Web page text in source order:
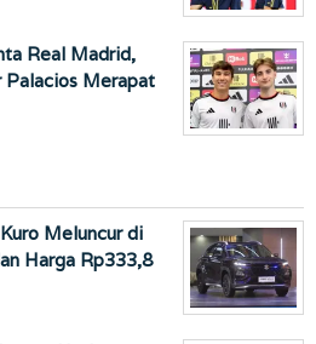
Real Madrid,
Palacios Merapat
Meluncur di
Harga Rp333,8